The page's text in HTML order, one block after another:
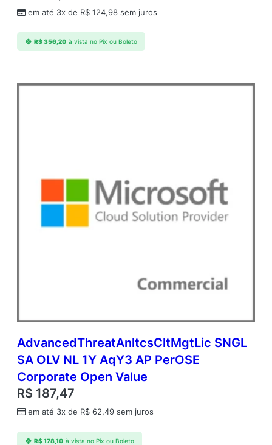
a
e
em até 3x de R$ 124,98 sem juros
R$356,20 à vista no Pix ou Boleto
AdvancedThreatAnltcsCltMgtLic SNGL
SA OLV NL 1Y AqY3 AP PerOSE
Corporate Open Value
R$ 187,47
em até 3x de R$ 62,49 sem juros
R$178,10 à vista no Pix ou Boleto